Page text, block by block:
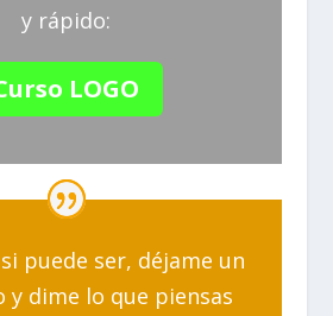
y rápido:
LOGO
puede ser, déjame un
y dime lo que piensas